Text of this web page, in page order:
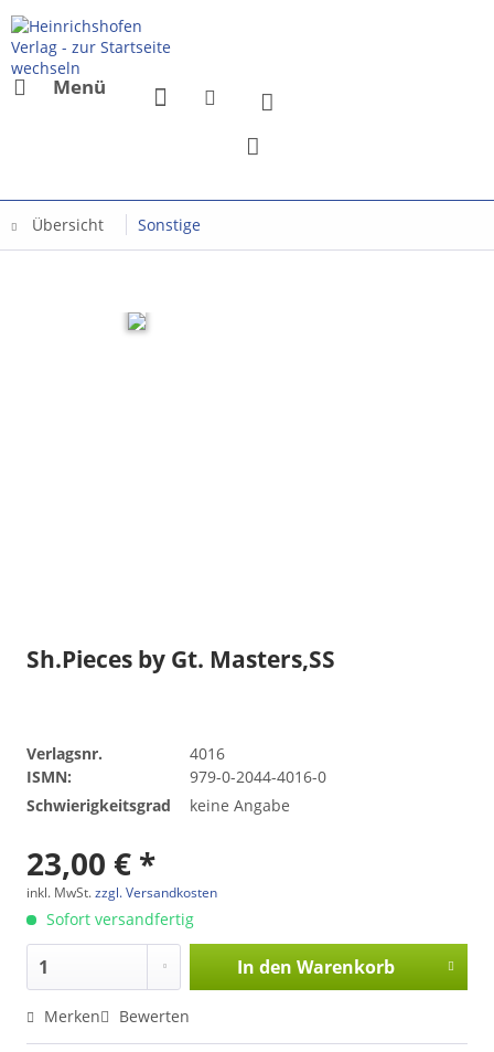
Menü
Übersicht Sonstige
Sh.Pieces by Gt. Masters,SS
Verlagsnr.
4016
ISMN:
979-0-2044-4016-0
Schwierigkeitsgrad
keine Angabe
23,00 € *
inkl. MwSt.zzgl. Versandkosten
Sofort versandfertig
In den Warenkorb
Merken Bewerten